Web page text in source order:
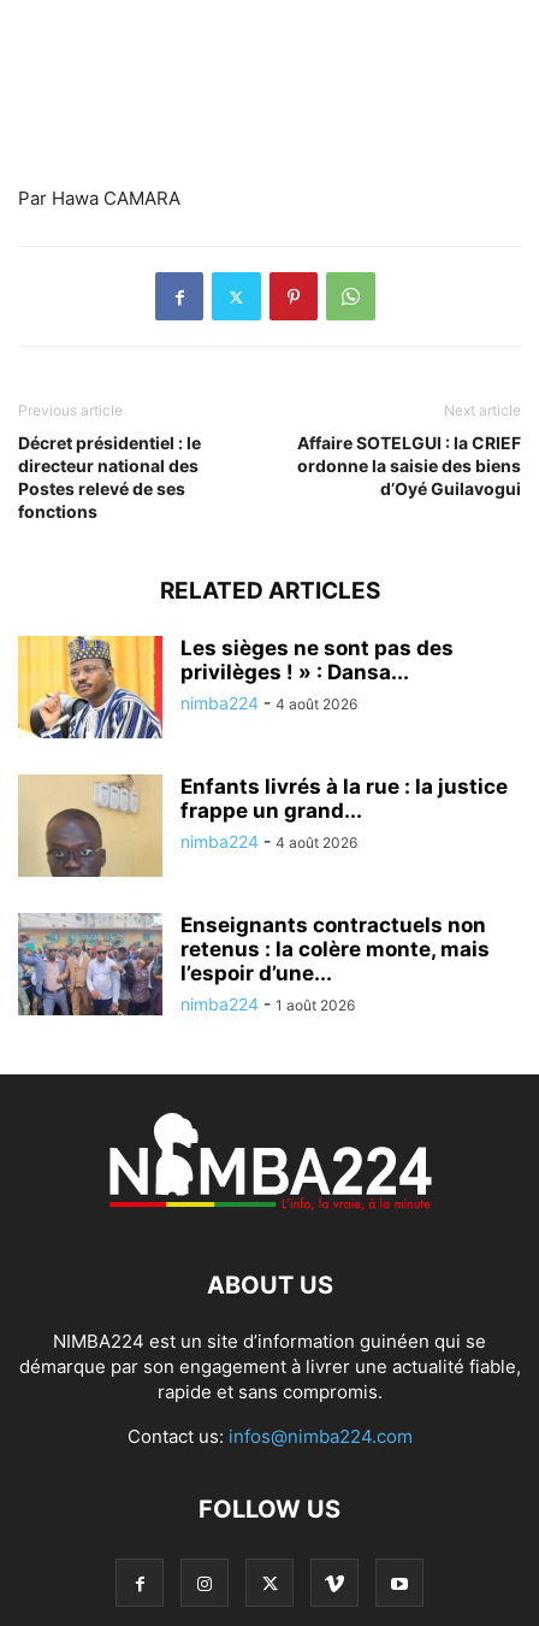
Par Hawa CAMARA
Previous article
Décret présidentiel : le
directeur national des
Postes relevé de ses
fonctions
Next article
Affaire SOTELGUI : la CRIEF
ordonne la saisie des biens
d’Oyé Guilavogui
RELATED ARTICLES
Les sièges ne sont pas des
privilèges ! » : Dansa...
nimba224 - 4 août 2026
Enfants livrés à la rue : la justice
frappe un grand...
nimba224 - 4 août 2026
Enseignants contractuels non
retenus : la colère monte, mais
l’espoir d’une...
nimba224 - 1 août 2026
ABOUT US
NIMBA224 est un site d’information guinéen qui se
démarque par son engagement à livrer une actualité fiable,
rapide et sans compromis.
Contact us: infos@nimba224.com
FOLLOW US